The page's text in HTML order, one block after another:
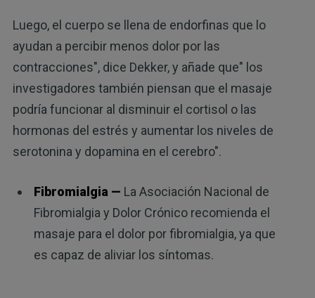
Luego, el cuerpo se llena de endorfinas que lo
ayudan a percibir menos dolor por las
contracciones", dice Dekker, y añade que" los
investigadores también piensan que el masaje
podría funcionar al disminuir el cortisol o las
hormonas del estrés y aumentar los niveles de
serotonina y dopamina en el cerebro".
Fibromialgia — La Asociación Nacional de
Fibromialgia y Dolor Crónico recomienda el
masaje para el dolor por fibromialgia, ya que
es capaz de aliviar los síntomas.